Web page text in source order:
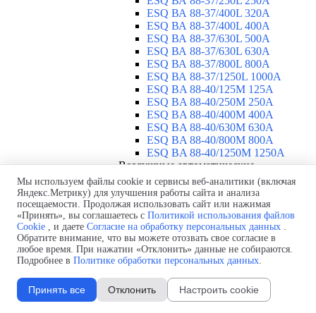
ESQ ВА 88-37/400L 320A
ESQ ВА 88-37/400L 400A
ESQ ВА 88-37/630L 500A
ESQ ВА 88-37/630L 630A
ESQ ВА 88-37/800L 800A
ESQ ВА 88-37/1250L 1000A
ESQ BA 88-40/125M 125A
ESQ BA 88-40/250M 250A
ESQ BA 88-40/400M 400A
ESQ BA 88-40/630М 630A
ESQ BA 88-40/800M 800A
ESQ BA 88-40/1250М 1250A
Воздушные автоматические
выключатели
▼
ESQ ВА99-40B 3F M2C2S2 M
2500A
ESQ ВА99-40A 3F M2C2S2 М
800A
ESQ ВА99-40A 3F M2C2S2 М
630A
ESQ ВА99-40A 3F M2C2S2 М
2000A
ESQ ВА99-40A 3F M2C2S2 М
Мы используем файлы cookie и сервисы веб-аналитики (включая
Яндекс.Метрику) для улучшения работы сайта и анализа
посещаемости. Продолжая использовать сайт или нажимая
«Принять», вы соглашаетесь с Политикой использования файлов
Cookie , и даете Согласие на обработку персональных данных .
Обратите внимание, что вы можете отозвать свое согласие в
любое время. При нажатии «Отклонить» данные не собираются.
Подробнее в Политике обработки персональных данных.
Принять все Отклонить Настроить cookie